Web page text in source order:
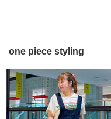
one piece styling